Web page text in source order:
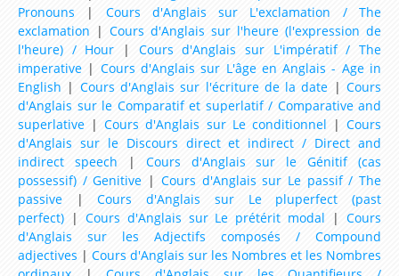
Pronouns | Cours d'Anglais sur L'exclamation / The
exclamation | Cours d'Anglais sur l'heure (l'expression de
l'heure) / Hour | Cours d'Anglais sur L'impératif / The
imperative | Cours d'Anglais sur L'âge en Anglais - Age in
English | Cours d'Anglais sur l'écriture de la date |Cours
d'Anglais sur le Comparatif et superlatif / Comparative and
superlative |Cours d'Anglais sur Le conditionnel | Cours
d'Anglais sur le Discours direct et indirect / Direct and
indirect speech | Cours d'Anglais sur le Génitif (cas
possessif) / Genitive | Cours d'Anglais sur Le passif / The
passive |Cours d'Anglais sur Le pluperfect (past
perfect) | Cours d'Anglais sur Le prétérit modal |Cours
d'Anglais sur les Adjectifs composés / Compound
adjectives | Cours d'Anglais sur les Nombres et les Nombres